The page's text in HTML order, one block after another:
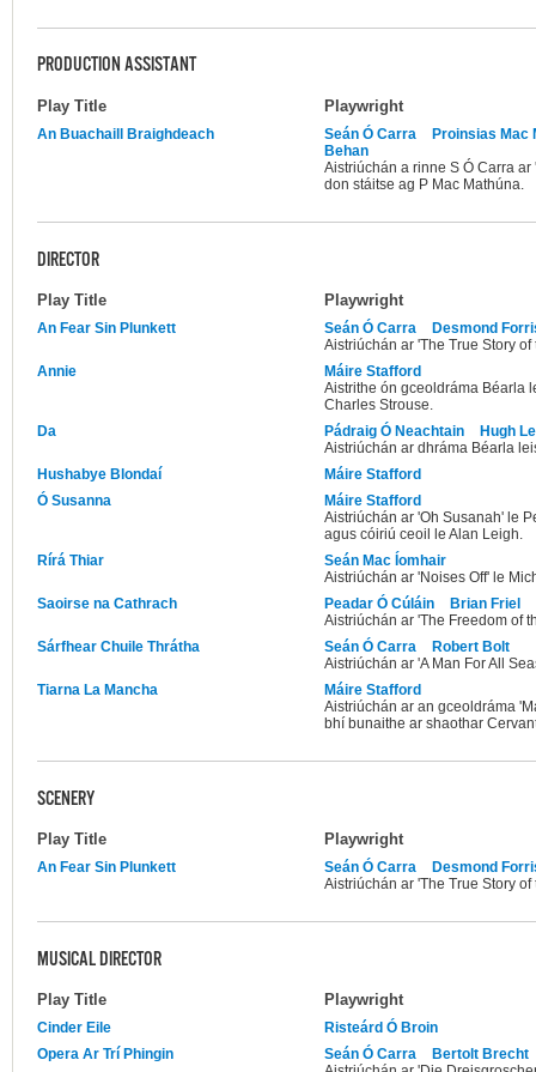
PRODUCTION ASSISTANT
Play Title Playwright
An Buachaill Braighdeach Seán Ó Carra
Proinsias Mac
Behan
Aistriúchán a rinne S Ó Carra
don stáitse ag P Mac Mathúna.
DIRECTOR
Play Title Playwright
An Fear Sin Plunkett Seán Ó Carra
Desmond
Aistriúchán ar 'The True Story
Annie
Máire Stafford
Aistrithe ón gceoldráma Béarla
Charles Strouse.
Da
Pádraig Ó Neachtain
Hugh
Aistriúchán ar dhráma Béarla
Hushabye Blondaí
Máire Stafford
Ó Susanna
Máire Stafford
Aistriúchán ar 'Oh Susanah' le
agus cóiriú ceoil le Alan Leigh.
Rírá Thiar
Seán Mac Íomhair
Aistriúchán ar 'Noises Off' le
Saoirse na Cathrach
Peadar Ó Cúláin
Brian Friel
Aistriúchán ar 'The Freedom of
Sárfhear Chuile Thrátha
Seán Ó Carra
Robert Bolt
Aistriúchán ar 'A Man For All
Tiarna La Mancha
Máire Stafford
Aistriúchán ar an gceoldráma
bhí bunaithe ar shaothar
SCENERY
Play Title Playwright
An Fear Sin Plunkett Seán Ó Carra
Desmond
Aistriúchán ar 'The True Story
MUSICAL DIRECTOR
Play Title Playwright
Cinder Eile
Risteárd Ó Broin
Opera Ar Trí Phingin
Seán Ó Carra
Bertolt Brecht